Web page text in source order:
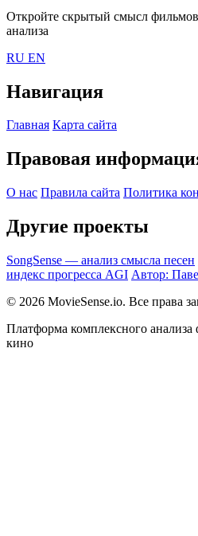
Откройте скрытый смысл
анализа
RU EN
Навигация
Главная Карта сайта
Правовая
О нас Правила сайта Политика
Другие проекты
SongSense — анализ смысла песен
индекс прогресса AGI Автор:
© 2026 MovieSense.io. Все права
Платформа комплексного
кино